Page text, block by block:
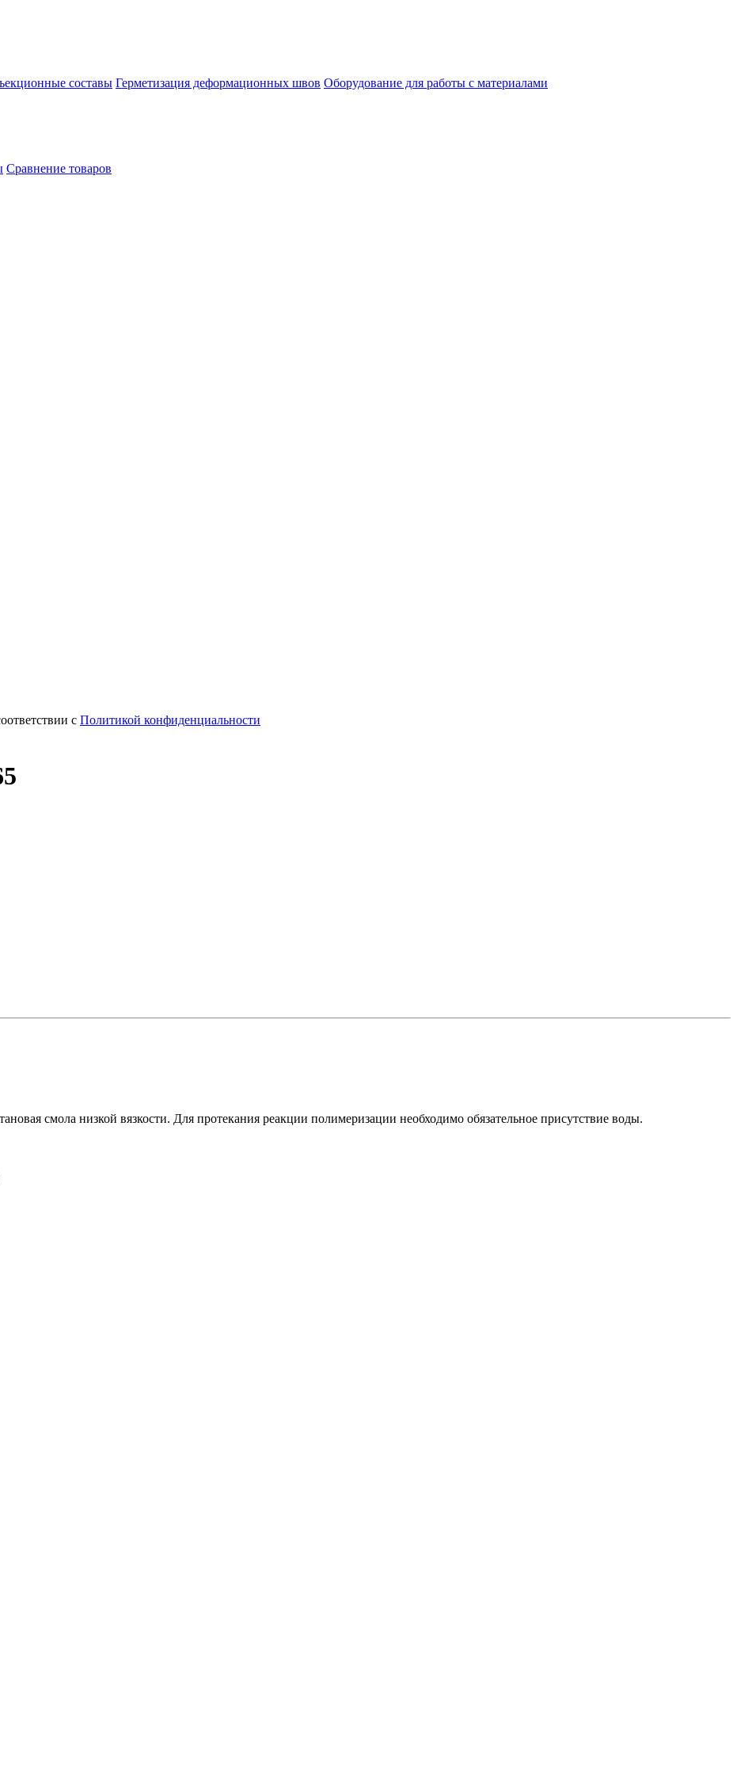
составы Герметизация деформационных швов Оборудование для работы с материалами
Сравнение товаров
с Политикой конфиденциальности
смола низкой вязкости. Для протекания реакции полимеризации необходимо обязательное присутствие воды.